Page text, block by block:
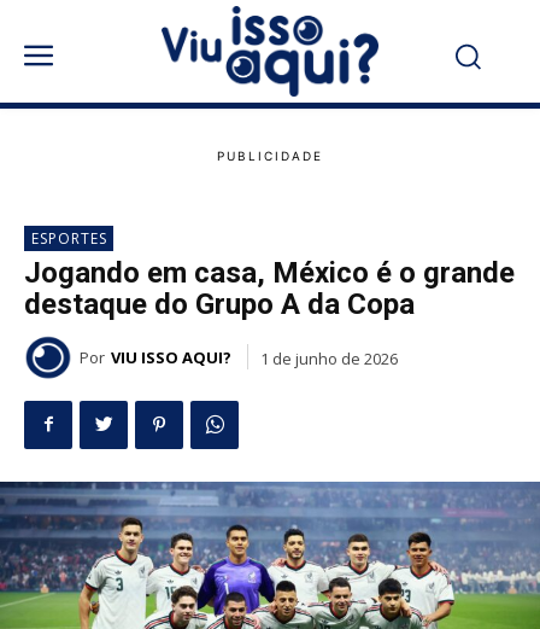
ESPORTES
Jogando em casa, México é o grande
destaque do Grupo A da Copa
Por VIU ISSO AQUI? 1 de junho de 2026